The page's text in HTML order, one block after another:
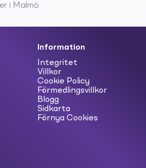
i Malmö
Information
Integritet
Villkor
Cookie Policy
Förmedlingsvillkor
Blogg
Sidkarta
Förnya Cookies